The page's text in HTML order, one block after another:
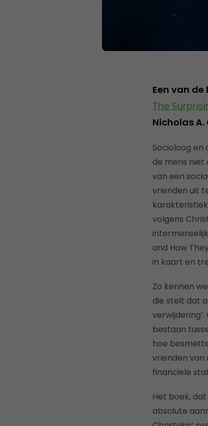
Een van
The
Nicholas
Socioloog en
de mens niet
van een
vrienden uit
volgens
and How
in kaart en
Zo kennen
die stelt dat
bestaan
hoe
vrienden van
financiele
Het boek,
absolute